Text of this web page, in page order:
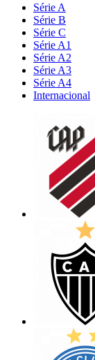
Série A
Série B
Série C
Série A1
Série A2
Série A3
Série A4
Internacional